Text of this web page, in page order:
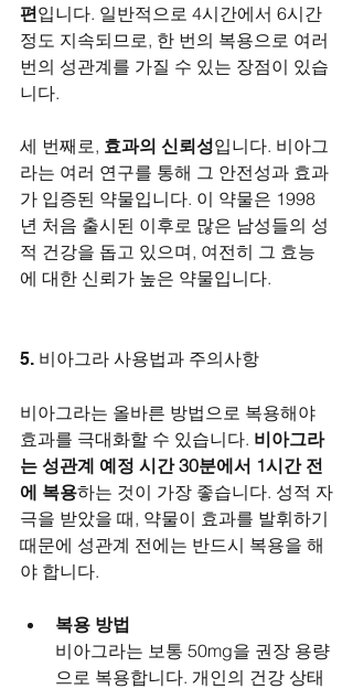
편입니다. 일반적으로 4시간에서 6시간
정도 지속되므로, 한 번의 복용으로 여러
번의 성관계를 가질 수 있는 장점이 있습
니다.
세 번째로, 효과의 신뢰성입니다. 비아그
라는 여러 연구를 통해 그 안전성과 효과
가 입증된 약물입니다. 이 약물은 1998
년 처음 출시된 이후로 많은 남성들의 성
적 건강을 돕고 있으며, 여전히 그 효능
에 대한 신뢰가 높은 약물입니다.
5. 비아그라 사용법과 주의사항
비아그라는 올바른 방법으로 복용해야
효과를 극대화할 수 있습니다. 비아그라
는 성관계 예정 시간 30분에서 1시간 전
에 복용하는 것이 가장 좋습니다. 성적 자
극을 받았을 때, 약물이 효과를 발휘하기
때문에 성관계 전에는 반드시 복용을 해
야 합니다.
복용 방법
비아그라는 보통 50mg을 권장 용량
으로 복용합니다. 개인의 건강 상태